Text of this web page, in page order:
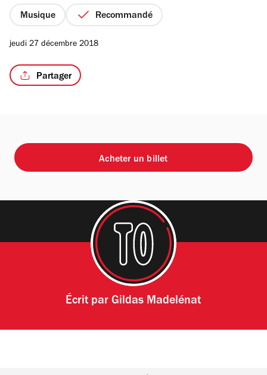
étoiles
Musique Recommandé
jeudi 27 décembre 2018
Partager
Acheter un billet
Écrit parGildas Madelénat